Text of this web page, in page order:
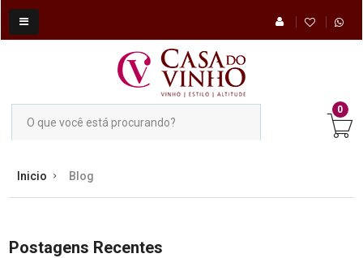
0
Inicio Blog
Postagens Recentes